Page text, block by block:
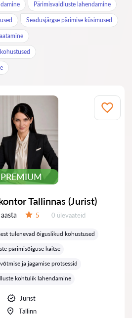
Pärimisvaidluste lahendamine
Seadusjärgse pärimise küsimused
PREMIUM
Tallinnas (Jurist)
5 Ülevaateid:
0 ülevaateid
tulenevad õiguslikud kohustused
pärimisõiguse kaitse
ja jagamise protsessid
kohtulik lahendamine
Jurist
Tallinn